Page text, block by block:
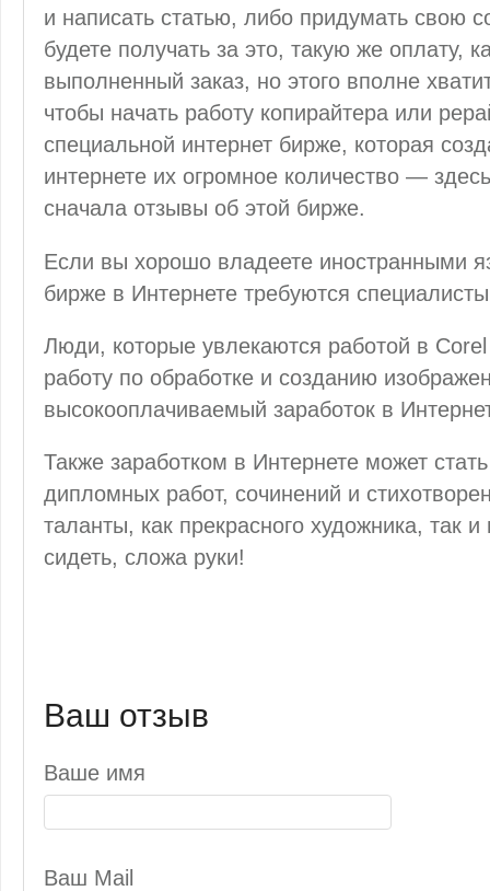
и написать статью, либо придумать свою
будете получать за это, такую же оплату,
выполненный заказ, но этого вполне
чтобы начать работу копирайтера или
специальной интернет бирже, которая
интернете их огромное количество —
сначала отзывы об этой бирже.
Если вы хорошо владеете иностранными
бирже в Интернете требуются
Люди, которые увлекаются работой в
работу по обработке и созданию
высокооплачиваемый заработок в
Также заработком в Интернете может
дипломных работ, сочинений и
таланты, как прекрасного художника, так
сидеть, сложа руки!
Ваш отзыв
Ваше имя
Ваш Mail